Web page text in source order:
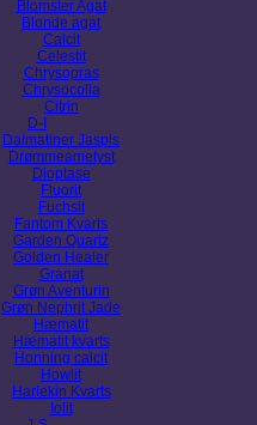
Blomster Agat
Blonde agat
Calcit
Celestit
Chrysopras
Chrysocolla
Citrin
D-I
Dalmatiner Jaspis
Drømmeametyst
Dioptase
Fluorit
Fuchsit
Fantom Kvarts
Garden Quartz
Golden Healer
Granat
Grøn Aventurin
Grøn Nephrit Jade
Hæmatit
Hæmatit kvarts
Honning calcit
Howlit
Harlekin Kvarts
Iolit